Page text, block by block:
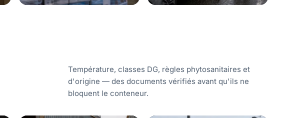
Température, classes DG, règles phytosanitaires et
d'origine — des documents vérifiés avant qu'ils ne
bloquent le conteneur.